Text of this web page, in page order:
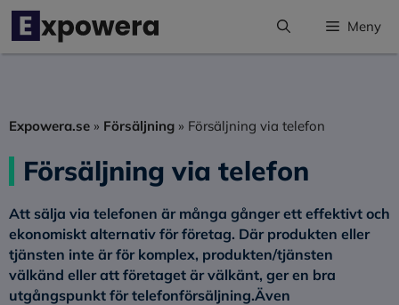
Hoppa
innehåll
Meny
Expowera.se » Försäljning » Försäljning via telefon
Försäljning via telefon
Att sälja via telefonen är många gånger ett effektivt och
ekonomiskt alternativ för företag. Där produkten eller
tjänsten inte är för komplex, produkten/tjänsten
välkänd eller att företaget är välkänt, ger en bra
utgångspunkt för telefonförsäljning.Även